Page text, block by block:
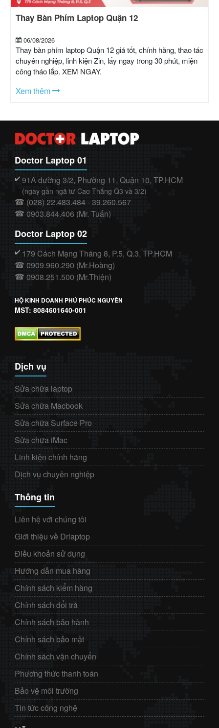
Thay Bàn Phím Laptop Quận 12
06/08/2026
Thay bàn phím laptop Quận 12 giá tốt, chính hãng, thao tác
chuyên nghiệp, linh kiện Zin, lấy ngay trong 30 phút, miện
công tháo lắp. XEM NGAY.
Xem thêm
Doctor Laptop 01
✔️ 91A đường 3/2, Phường 11, Quận 10, TP.HCM
(ngay gần ngã tư Cao Thắng Q3 và 3/2)
☎ (028) 22.483.484 - 39.260.567
☎ 0903.844.406 (Mr. Tuấn)
Doctor Laptop 02
✔️ 179 Cách Mạng Tháng 8, P.5, Q.3, TP.HCM
☎ 0909.960.290 (Mr.Hoàng)
☎ 0908.251.500 (Mr.Thiện)
HỘ KINH DOANH PHÚ PHÚC NGUYÊN
MST: 8084601640-001
Dịch vụ
Sửa chữa laptop
Sửa chữa Macbook
Sửa chữa Surface Pro
Sửa chữa iMac
Linh kiện chính hãng
Dịch vụ chuyên nghiệp
Thông tin
Liên hệ với chúng tôi
Giới thiệu về Drlaptop
Điều khoản sử dụng
Hướng dẫn mua hàng
Chính sách kiểm hàng
Chính sách đổi trả
Chính sách bảo hành
Chính sách bảo mật
Chính sách vận chuyển
Phương thức thanh toán
Bảo vệ môi trường
Tin tức công nghệ